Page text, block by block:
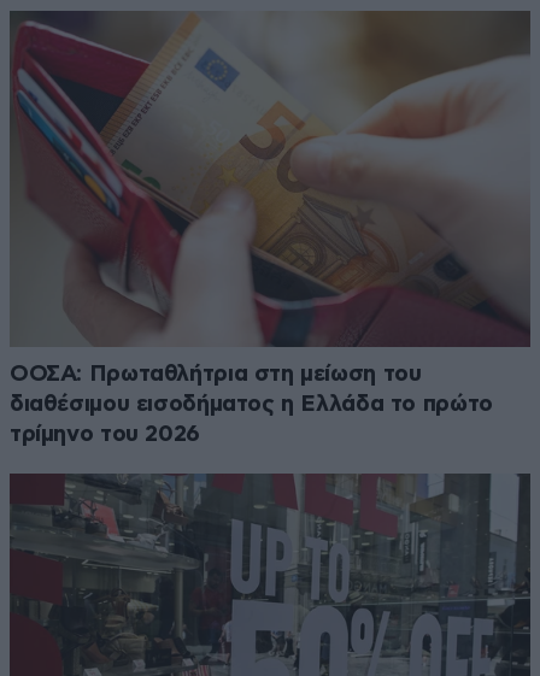
ΟΟΣΑ: Πρωταθλήτρια στη μείωση του
διαθέσιμου εισοδήματος η Ελλάδα το πρώτο
τρίμηνο του 2026